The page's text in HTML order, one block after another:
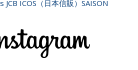
ICOS（日本信販）SAISON